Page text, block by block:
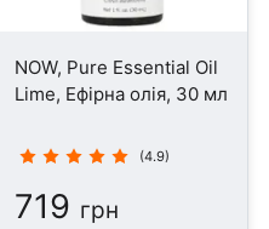
NOW, Pure Essential Oil
Lime, Ефірна олія, 30 мл
(4.9)
719 грн